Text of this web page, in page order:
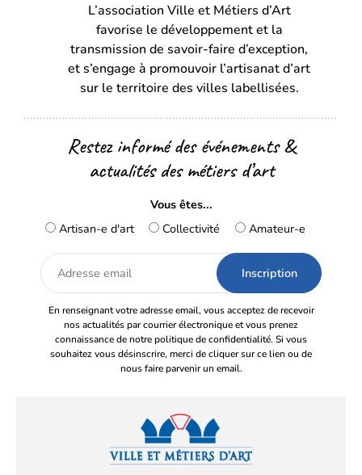
un
onglet)onglet)
L’association Ville et Métiers d’Art
favorise le développement et la
transmission de savoir-faire d’exception,
et s’engage à promouvoir l’artisanat d’art
sur le territoire des villes labellisées.
Restez informé des événements &
actualités des métiers d’art
Vous êtes...
Artisan-e d'art
Collectivité Amateur-e
Adresse
email
En renseignant votre adresse email, vous acceptez de recevoir
nos actualités par courrier électronique et vous prenez
connaissance de notre politique de confidentialité. Si vous
souhaitez vous désinscrire, merci de cliquer sur ce lien ou de
nous faire parvenir un email.